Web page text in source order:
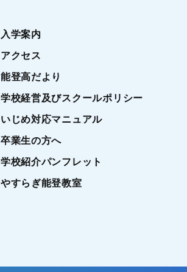
入学案内
アクセス
能登高だより
学校経営及びスクールポリシー
いじめ対応マニュアル
卒業生の方へ
学校紹介パンフレット
やすらぎ能登教室